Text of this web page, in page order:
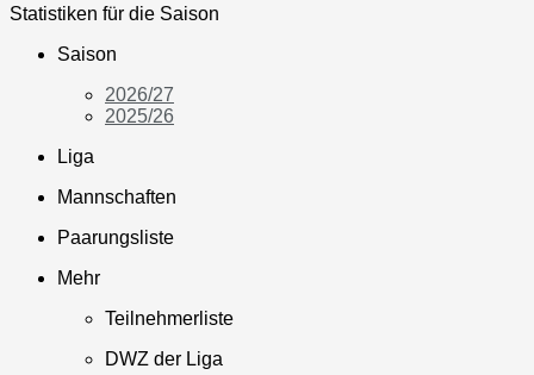
Statistiken für die Saison
Saison
2026/27
2025/26
Liga
Mannschaften
Paarungsliste
Mehr
Teilnehmerliste
DWZ der Liga